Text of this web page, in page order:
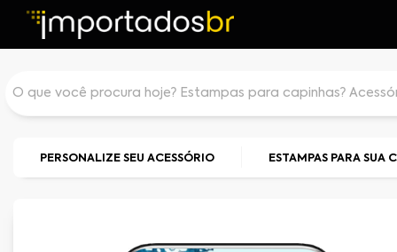
PERSONALIZE SEU ACESSÓRIO ESTAMPAS PARA SUA